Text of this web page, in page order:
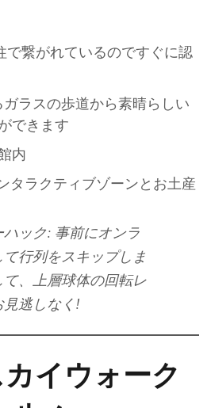
繋がれているのですぐに認
ラスの歩道から素晴らしい
できます
内
タラクティブゾーンとお土産
ハック: 事前にオンラ
行列をスキップしま
て、上層球体の回転レ
逃しなく!
イウォーク